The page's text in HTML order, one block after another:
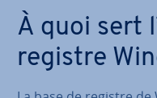
À quoi sert
registre